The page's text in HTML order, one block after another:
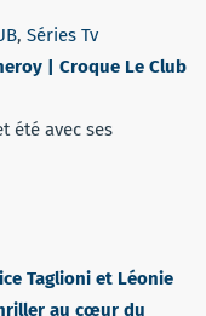
, Séries Tv
| Croque Le Club
été avec ses
Taglioni et Léonie
au cœur du